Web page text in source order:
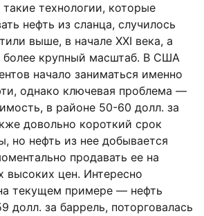
технологии, которые
нефть из сланца, случилось
выше, в начале XXI века, а
более крупный масштаб. В США
начало заниматься именно
однако ключевая проблема —
в районе 50-60 долл. за
довольно короткий срок
но нефть из нее добывается
продавать ее на
высоких цен. Интересно
текущем примере — нефть
долл. за баррель, поторговалась